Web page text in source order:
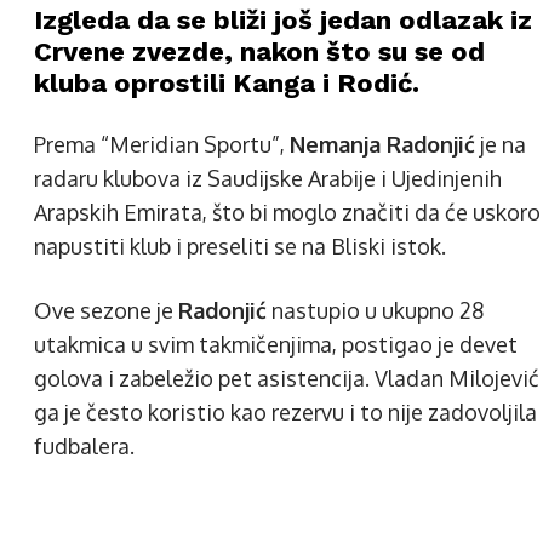
Izgleda da se bliži još jedan odlazak iz
Crvene zvezde, nakon što su se od
kluba oprostili Kanga i Rodić.
Prema “Meridian Sportu”, Nemanja Radonjić je na
radaru klubova iz Saudijske Arabije i Ujedinjenih
Arapskih Emirata, što bi moglo značiti da će uskoro
napustiti klub i preseliti se na Bliski istok.
Ove sezone je Radonjić nastupio u ukupno 28
utakmica u svim takmičenjima, postigao je devet
golova i zabeležio pet asistencija. Vladan Milojević
ga je često koristio kao rezervu i to nije zadovoljila
fudbalera.